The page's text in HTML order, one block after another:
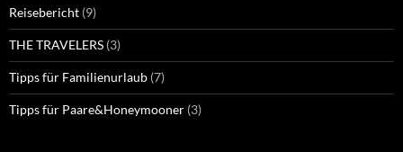
Reisebericht (9)
THE TRAVELERS (3)
Tipps für Familienurlaub (7)
Tipps für Paare&Honeymooner (3)